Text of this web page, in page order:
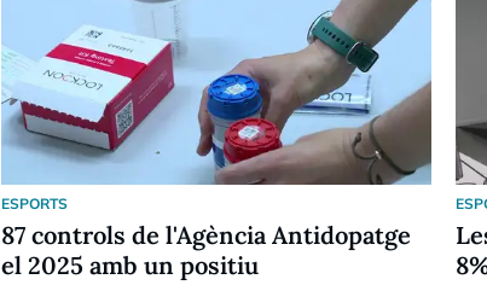
ESPORTS
87 controls de l'Agència Antidopatge
el 2025 amb un positiu